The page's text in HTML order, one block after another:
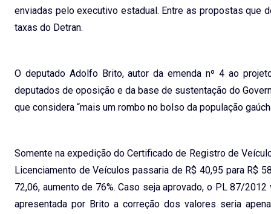
enviadas pelo executivo estadual. Entre as propostas que
taxas do Detran.
O deputado Adolfo Brito, autor da emenda nº 4 ao
deputados de oposição e da base de sustentação do
que considera “mais um rombo no bolso da população
Somente na expedição do Certificado de Registro de
Licenciamento de Veículos passaria de R$ 40,95 para R$
72,06, aumento de 76%. Caso seja aprovado, o PL 87/
apresentada por Brito a correção dos valores seria